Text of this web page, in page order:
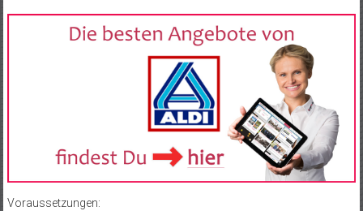
Voraussetzungen: